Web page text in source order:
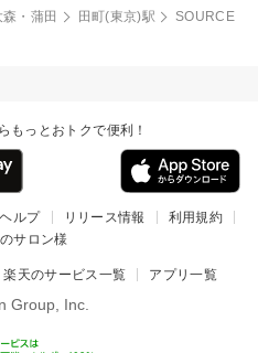
・蒲田 田町(東京)駅
SOURCE
もっとおトクで便利！
ヘルプ リリース情報
利用規約
サロン様
楽天のサービス一覧 アプリ一覧
Group, Inc.